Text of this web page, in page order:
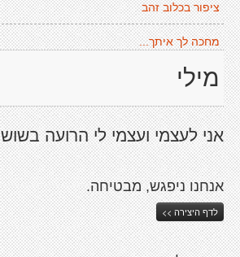
ציפור בכלוב זהב
מחכה לך איתך...
מילי
אני לעצמי ועצמי לי הרועה
אנחנו ניפגש, מבטיחה.
לדף היצירה >>